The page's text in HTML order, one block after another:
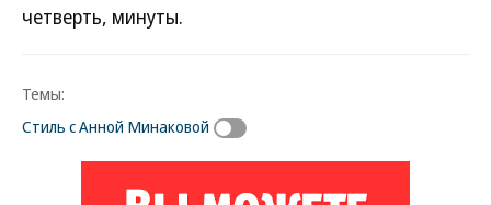
четверть, минуты.
Темы:
Стиль с Анной Минаковой